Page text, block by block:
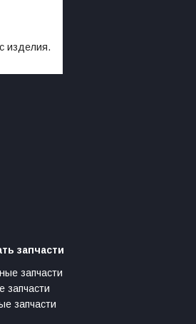
изделия.
запчасти
запчасти
запчасти
запчасти